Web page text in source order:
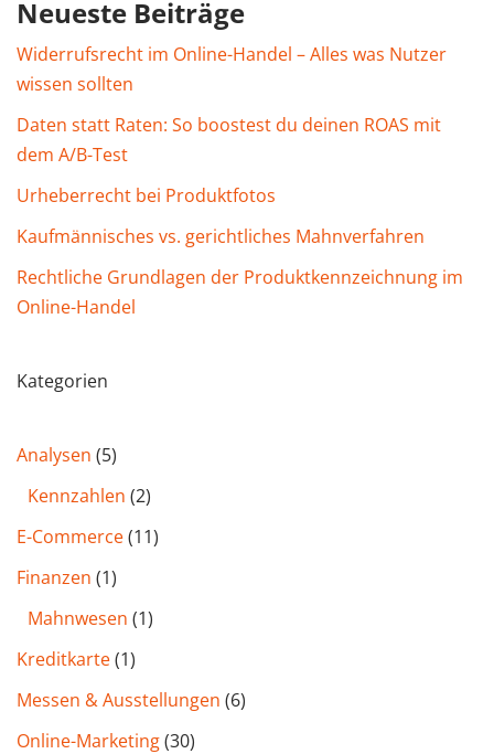
Neueste Beiträge
Widerrufsrecht im Online-Handel – Alles was Nutzer
wissen sollten
Daten statt Raten: So boostest du deinen ROAS mit
dem A/B-Test
Urheberrecht bei Produktfotos
Kaufmännisches vs. gerichtliches Mahnverfahren
Rechtliche Grundlagen der Produktkennzeichnung im
Online-Handel
Kategorien
Analysen (5)
Kennzahlen (2)
E-Commerce(11)
Finanzen (1)
Mahnwesen (1)
Kreditkarte(1)
Messen & Ausstellungen (6)
Online-Marketing(30)